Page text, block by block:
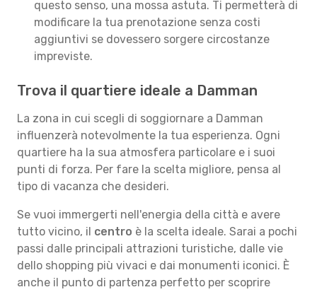
questo senso, una mossa astuta. Ti permetterà di
modificare la tua prenotazione senza costi
aggiuntivi se dovessero sorgere circostanze
impreviste.
Trova il quartiere ideale a Damman
La zona in cui scegli di soggiornare a Damman
influenzerà notevolmente la tua esperienza. Ogni
quartiere ha la sua atmosfera particolare e i suoi
punti di forza. Per fare la scelta migliore, pensa al
tipo di vacanza che desideri.
Se vuoi immergerti nell'energia della città e avere
tutto vicino, il centro è la scelta ideale. Sarai a pochi
passi dalle principali attrazioni turistiche, dalle vie
dello shopping più vivaci e dai monumenti iconici. È
anche il punto di partenza perfetto per scoprire